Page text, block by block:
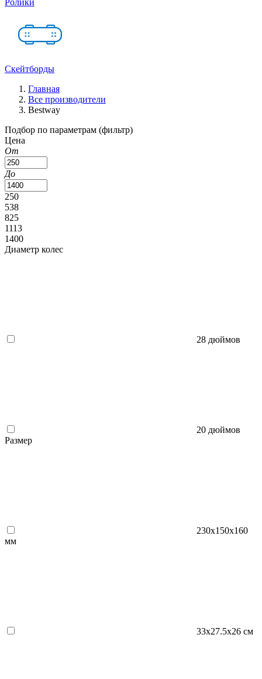
Ролики
Скейтборды
Главная
Все производители
Bestway
Подбор по параметрам (фильтр)
Цена
От
До
250
538
825
1113
1400
Диаметр колес
28 дюймов
20 дюймов
Размер
230x150x160
мм
33х27.5х26 см